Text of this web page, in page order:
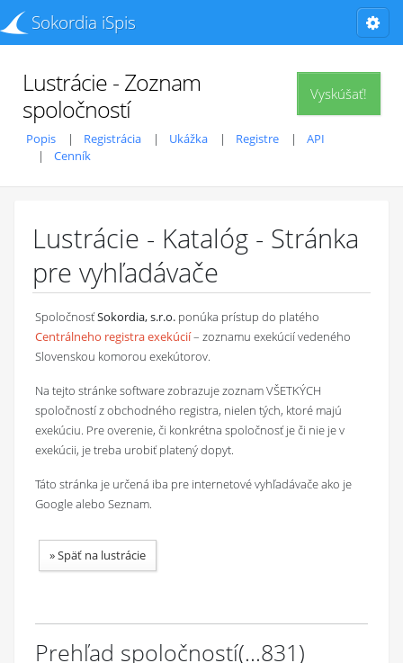
Sokordia iSpis
Vyskúšať!
Lustrácie - Zoznam
spoločností
Popis Registrácia Ukážka Registre
API
Cenník
Lustrácie - Katalóg - Stránka
pre vyhľadávače
SpoločnosťSokordia, s.r.o. ponúka prístup do platého
Centrálneho registra exekúcií– zoznamu exekúcií vedeného
Slovenskou komorou exekútorov.
Na tejto stránke software zobrazuje zoznam VŠETKÝCH
spoločností z obchodného registra, nielen tých, ktoré majú
exekúciu. Pre overenie, či konkrétna spoločnosť je či nie je v
exekúcii, je treba urobiť platený dopyt.
Táto stránka je určená iba pre internetové vyhľadávače ako je
Google alebo Seznam.
»Späť na lustrácie
Prehľad spoločností(...831)